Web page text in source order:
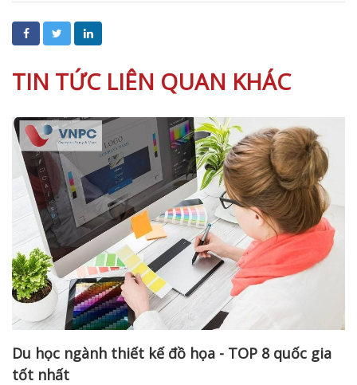
TIN TỨC LIÊN QUAN KHÁC
Du học ngành thiết kế đồ họa - TOP 8 quốc gia
tốt nhất